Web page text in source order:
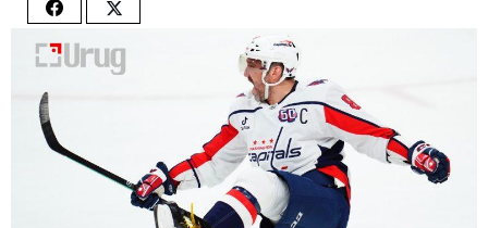
Share
on
Share
on